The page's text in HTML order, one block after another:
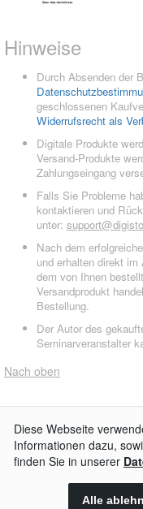
Hinweise
Durch Absenden der
geschlossenen
Widerrufsrecht als
Digitale Produkte
Versand-Produkte
Zahlungseingang
Falls Sie Probleme
kontaktieren und
unter:
Nach dem
und erhalten direkt
dem von Ihnen
Versandprodukt
Bestellung.
Der Autor des
Seminarveranstalter
Nach oben
AGB Impressum
© 2026